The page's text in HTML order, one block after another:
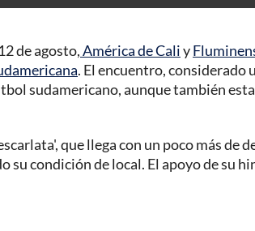
de agosto,América de Caliy
. El encuentro, considerado
sudamericano, aunque también
que llega con un poco más de
su condición de local. El apoyo de su